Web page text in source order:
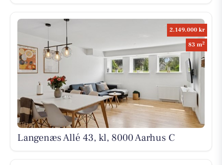
2.149.000 kr
83 m2
Langenæs Allé 43, kl, 8000 Aarhus C